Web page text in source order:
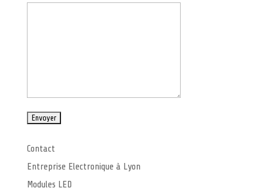
Contact
Entreprise Electronique à Lyon
Modules LED